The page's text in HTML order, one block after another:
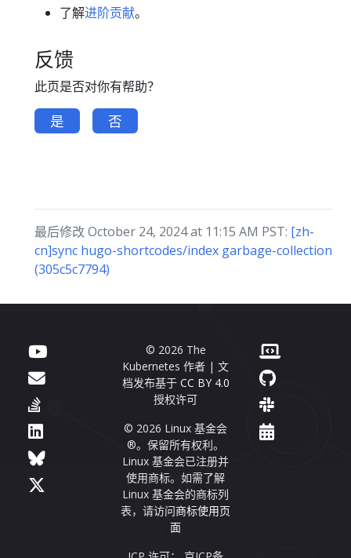
了解进阶贡献。
反馈
此页是否对你有帮助？
是 否
最后修改 October 24, 2024 at 11:15 AM PST: [zh-
cn]sync hugo-shortcodes/index garbage-collection
(305c5c7794)
© 2026 The
Kubernetes 作者 | 文
档发布基于 CC BY 4.0
授权许可
© 2026 Linux 基金会
®。保留所有权利。
Linux 基金会已注册并
使用商标。如需了解
Linux 基金会的商标列
表，请访问商标使用页
面